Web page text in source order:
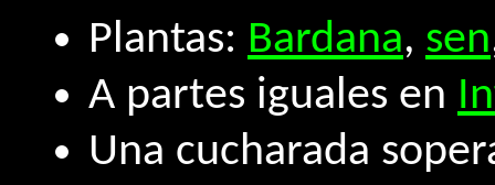
Plantas: Bardana, sen
A partes iguales en
Una cucharada